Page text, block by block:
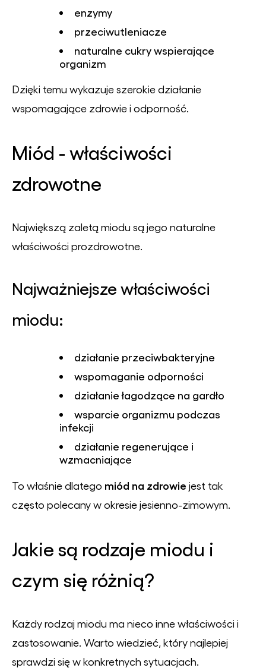
enzymy
przeciwutleniacze
naturalne cukry wspierające
organizm
Dzięki temu wykazuje szerokie działanie
wspomagające zdrowie i odporność.
Miód - właściwości
zdrowotne
Największą zaletą miodu są jego naturalne
właściwości prozdrowotne.
Najważniejsze właściwości
miodu:
działanie przeciwbakteryjne
wspomaganie odporności
działanie łagodzące na gardło
wsparcie organizmu podczas
infekcji
działanie regenerujące i
wzmacniające
To właśnie dlatego miód na zdrowie jest tak
często polecany w okresie jesienno-zimowym.
Jakie są rodzaje miodu i
czym się różnią?
Każdy rodzaj miodu ma nieco inne właściwości i
zastosowanie. Warto wiedzieć, który najlepiej
sprawdzi się w konkretnych sytuacjach.